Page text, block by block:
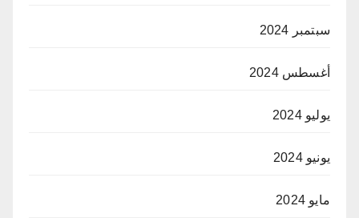
سبتمبر 2024
أغسطس 2024
يوليو 2024
يونيو 2024
مايو 2024